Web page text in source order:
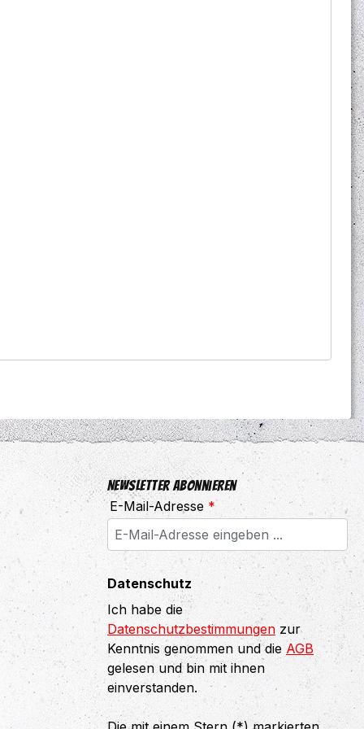
Newsletter abonnieren
E-Mail-Adresse *
Datenschutz
Ich habe die
Datenschutzbestimmungen zur
Kenntnis genommen und die AGB
gelesen und bin mit ihnen
einverstanden.